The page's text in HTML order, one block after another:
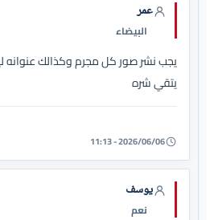
عمر
البيضاء
يجب نشر صور كل مجرم وكذالك عنوانه
يتقي شره
2026/06/06 - 11:13
يوسف
نعم